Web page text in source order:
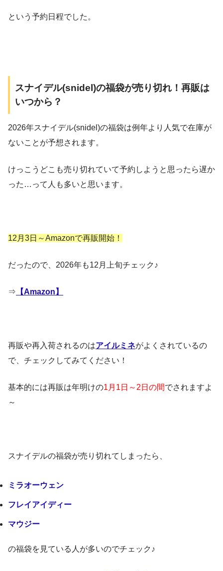
という予約日程でした。
スナイデル(snidel)の福袋が売り切れ！再販は
いつから？
2026年スナイデル(snidel)の福袋は例年より人気で在庫が
ないことが予想されます。
けっこうどこも売り切れていて予約しようと思ったら遅か
った…って人も多いと思います。
12月3日～Amazonで再販開始！
だったので、2026年も12月上旬チェック♪
⇒ 【Amazon】
再販や再入荷されるのはアイルミネがよくされているの
で、チェックしてみてください！
基本的には再販は年明けの1月1日～2日の間でされますよ
～
スナイデルの福袋が売り切れてしまったら、
ミラオーウェン
フレイアイディー
マウジー
の福袋を見ている人が多いのでチェック♪